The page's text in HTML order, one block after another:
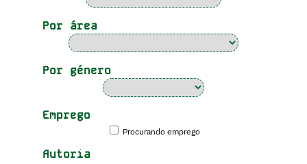
Por área
Por género
Emprego
Procurando emprego
Autoria